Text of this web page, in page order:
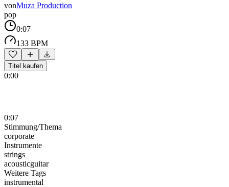
vonMuza Production
pop
0:07
133 BPM
Titel kaufen
0:00
0:07
Stimmung/Thema
corporate
Instrumente
strings
acousticguitar
Weitere Tags
instrumental